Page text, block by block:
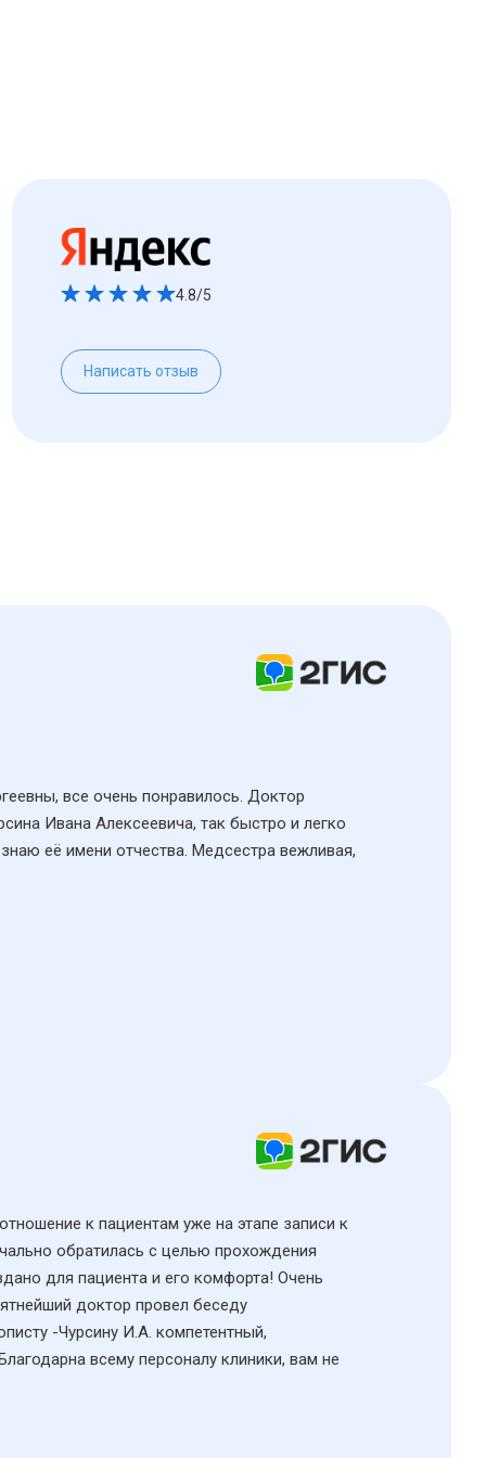
4.8/5
Написать отзыв
все очень понравилось. Доктор
Ивана Алексеевича, так быстро и легко
её имени отчества. Медсестра вежливая,
к пациентам уже на этапе записи к
обратилась с целью прохождения
для пациента и его комфорта! Очень
доктор провел беседу
-Чурсину И.А. компетентный,
всему персоналу клиники, вам не